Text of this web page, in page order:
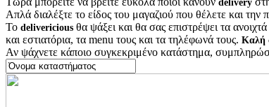
delivery
Απλά διαλέξτε το είδος του μαγαζιού που θέλετε και την
Το delivericious θα ψάξει και θα σας επιστρέψει τα
και εστιατόρια, τα menu τους και τα τηλέφωνά τους. Καλή
Αν ψάχνετε κάποιο συγκεκριμένο κατάστημα,